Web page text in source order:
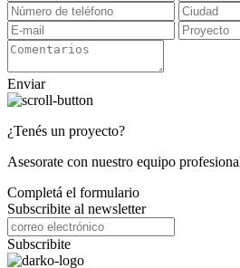
Enviar
¿Tenés un proyecto?
Asesorate con nuestro equipo
Completá el formulario
Subscribite al newsletter
Subscribite